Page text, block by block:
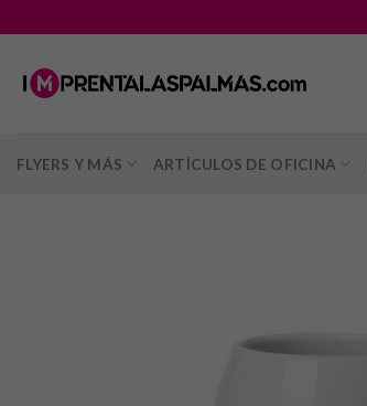
contenido
FLYERS Y MÁS ARTÍCULOS DE OFICINA